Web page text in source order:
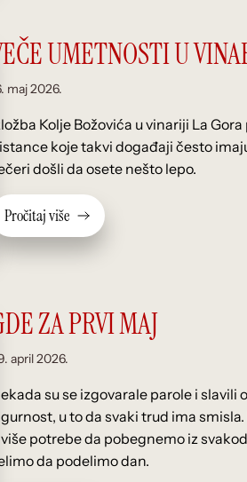
UMETNOSTI U
maj 2026.
Kolje Božovića u vinariji La
koje takvi događaji često
došli da osete nešto lepo.
Pročitajviše
ZA PRVI MAJ
april 2026.
su se izgovarale parole i
u to da svaki trud ima
potrebe da pobegnemo iz
da podelimo dan.